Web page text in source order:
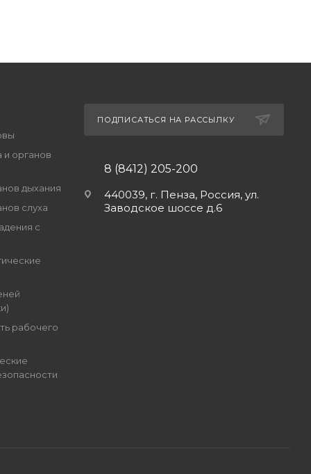
и органов
дыхания
слуха
с
рабочего
ПОДПИСАТЬСЯ НА РАССЫЛКУ
8 (8412) 205-200
440039, г. Пенза, Россия, ул.
Заводское шоссе д.6